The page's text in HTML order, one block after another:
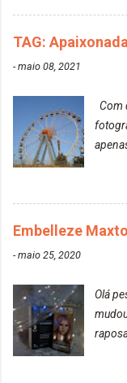
Par
TAG:
-maio 08, 2021
Com
diria
uma
uma
suas
Embelleze
-maio 25, 2020
Olá